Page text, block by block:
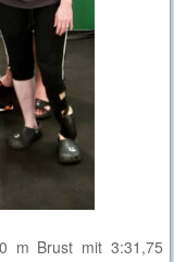
m Brust mit 3:31,75